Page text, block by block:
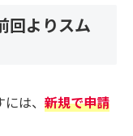
回よりスム
は、 新規で申請